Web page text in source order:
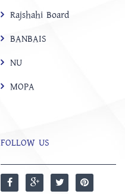
Rajshahi Board
BANBAIS
NU
MOPA
FOLLOW US